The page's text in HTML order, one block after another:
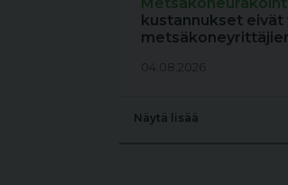
kustannukset
04.08.2026
Näytä lisää